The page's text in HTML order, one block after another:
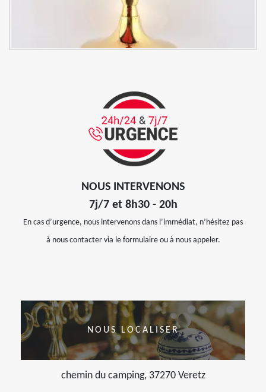
NOUS INTERVENONS
7j/7 et 8h30 - 20h
En cas d’urgence, nous intervenons dans l’immédiat, n’hésitez pas
à nous contacter via le formulaire ou à nous appeler.
NOUS LOCALISER
chemin du camping, 37270 Veretz